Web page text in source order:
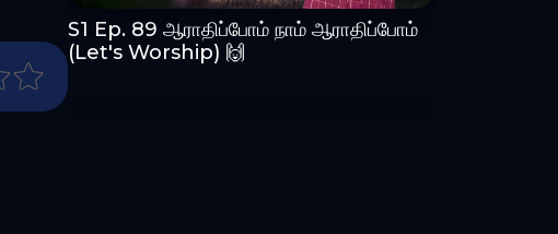
S1 Ep. 89 ஆராதிப்போம் நாம் ஆராதிப்போம்
(Let's Worship) 🙌